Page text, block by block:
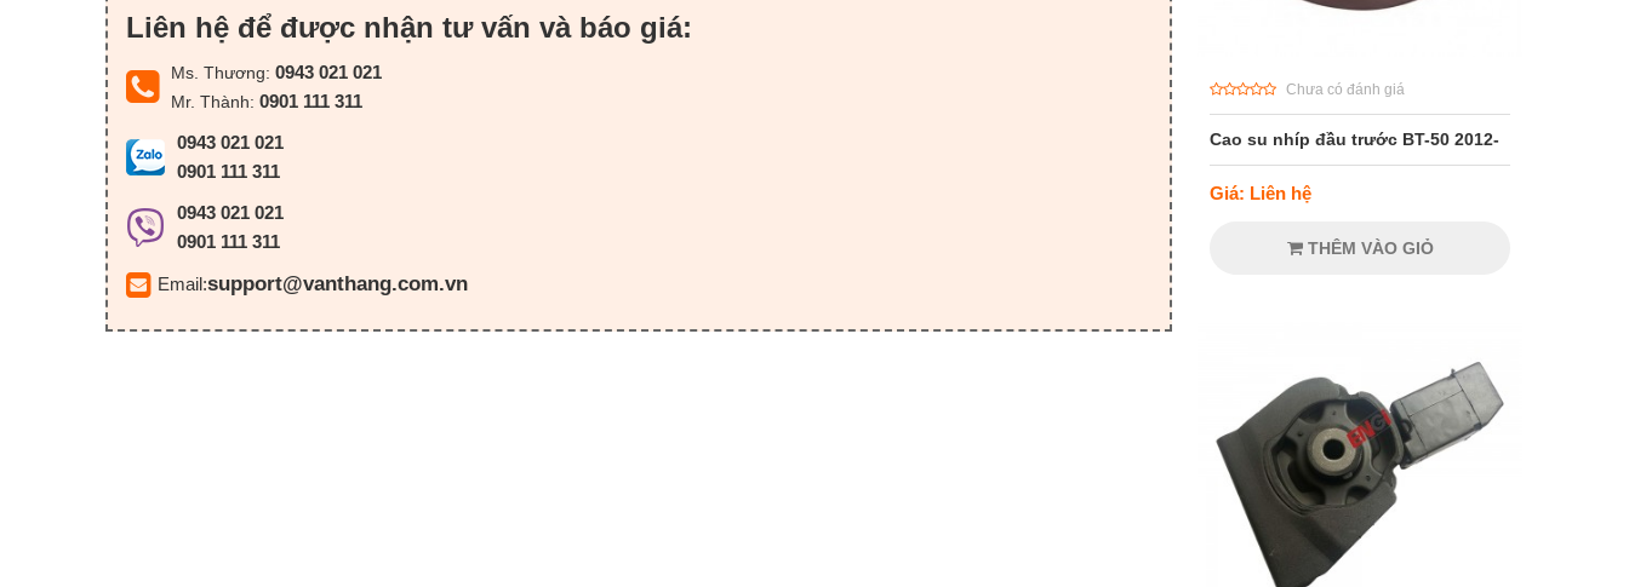
Liên hệ để được nhận tư vấn và báo giá:
Ms. Thương: 0943 021 021
Mr. Thành: 0901 111 311
0943 021 021
0901 111 311
0943 021 021
0901 111 311
Email:support@vanthang.com.vn
Chưa có đánh giá
Cao su nhíp đầu trước BT-50 2012-
Giá: Liên hệ
THÊM VÀO GIỎ